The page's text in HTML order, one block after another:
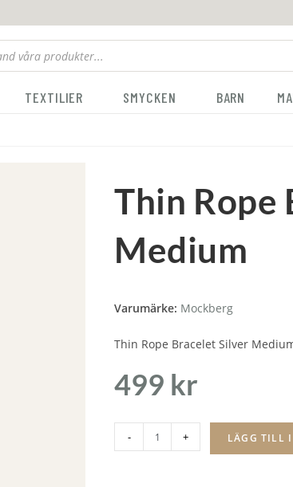
TEXTILIER SMYCKEN BARN
Thin Rope
Medium
Varumärke: Mockberg
Thin Rope Bracelet Silver
499 kr
- + LÄGG TILL I